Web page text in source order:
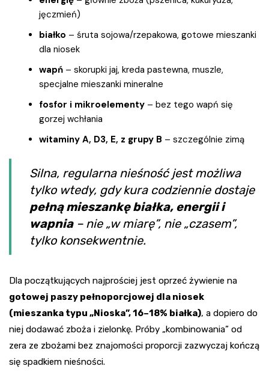
jęczmień)
białko – śruta sojowa/rzepakowa, gotowe mieszanki
dla niosek
wapń – skorupki jaj, kreda pastewna, muszle,
specjalne mieszanki mineralne
fosfor i mikroelementy – bez tego wapń się
gorzej wchłania
witaminy A, D3, E, z grupy B – szczególnie zimą
Silna, regularna nieśność jest możliwa
tylko wtedy, gdy kura codziennie dostaje
pełną mieszankę białka, energii i
wapnia– nie „w miarę”, nie „czasem”,
tylko konsekwentnie.
Dla początkujących najprościej jest oprzeć żywienie na
gotowej paszy pełnoporcjowej dla niosek
(mieszanka typu „Nioska”, 16–18% białka), a dopiero do
niej dodawać zboża i zielonkę. Próby „kombinowania” od
zera ze zbożami bez znajomości proporcji zazwyczaj kończą
się spadkiem nieśności.